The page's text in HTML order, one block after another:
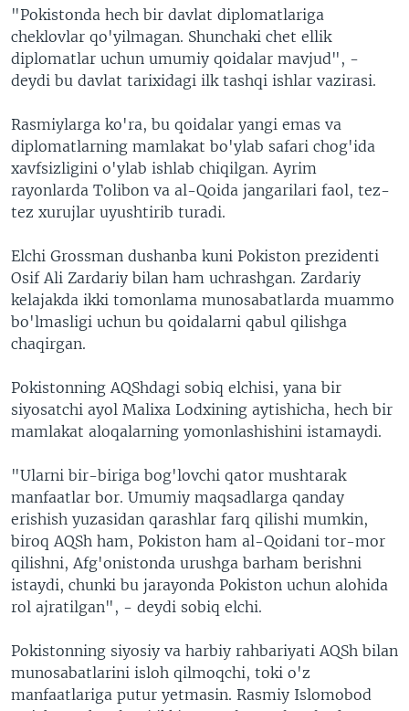
"Pokistonda hech bir davlat diplomatlariga
cheklovlar qo'yilmagan. Shunchaki chet ellik
diplomatlar uchun umumiy qoidalar mavjud", -
deydi bu davlat tarixidagi ilk tashqi ishlar vazirasi.
Rasmiylarga ko'ra, bu qoidalar yangi emas va
diplomatlarning mamlakat bo'ylab safari chog'ida
xavfsizligini o'ylab ishlab chiqilgan. Ayrim
rayonlarda Tolibon va al-Qoida jangarilari faol, tez-
tez xurujlar uyushtirib turadi.
Elchi Grossman dushanba kuni Pokiston prezidenti
Osif Ali Zardariy bilan ham uchrashgan. Zardariy
kelajakda ikki tomonlama munosabatlarda muammo
bo'lmasligi uchun bu qoidalarni qabul qilishga
chaqirgan.
Pokistonning AQShdagi sobiq elchisi, yana bir
siyosatchi ayol Malixa Lodxining aytishicha, hech bir
mamlakat aloqalarning yomonlashishini istamaydi.
"Ularni bir-biriga bog'lovchi qator mushtarak
manfaatlar bor. Umumiy maqsadlarga qanday
erishish yuzasidan qarashlar farq qilishi mumkin,
biroq AQSh ham, Pokiston ham al-Qoidani tor-mor
qilishni, Afg'onistonda urushga barham berishni
istaydi, chunki bu jarayonda Pokiston uchun alohida
rol ajratilgan", - deydi sobiq elchi.
Pokistonning siyosiy va harbiy rahbariyati AQSh bilan
munosabatlarini isloh qilmoqchi, toki o'z
manfaatlariga putur yetmasin. Rasmiy Islomobod